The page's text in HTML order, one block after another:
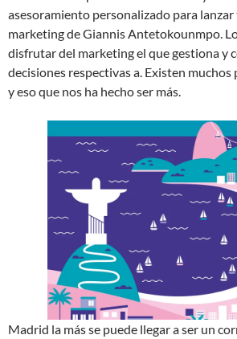
asesoramiento personalizado para
marketing de Giannis Antetokounmpo.
disfrutar del marketing el que gestiona y
decisiones respectivas a. Existen
y eso que nos ha hecho ser más.
Madrid la más se puede llegar a ser un